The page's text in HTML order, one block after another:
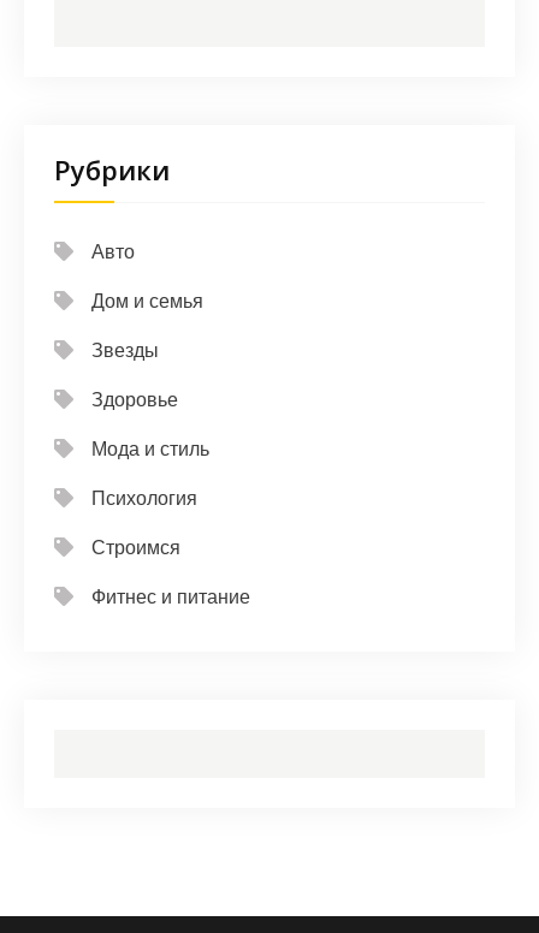
Рубрики
Авто
Дом и семья
Звезды
Здоровье
Мода и стиль
Психология
Строимся
Фитнес и питание